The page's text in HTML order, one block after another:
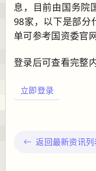
息，目前由国务院
98家，以下是部分
单可参考国资委官网
登录后可查看完整
立即登录
返回最新资讯列